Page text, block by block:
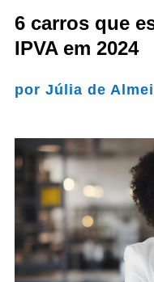
6 carros que
IPVA em 2024
por Júlia de